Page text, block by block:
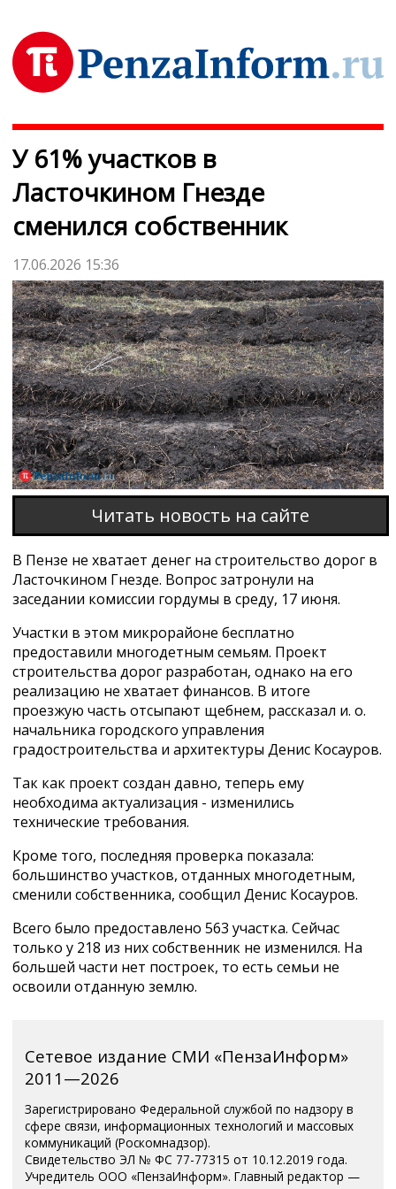
У 61% участков в
Ласточкином Гнезде
сменился собственник
17.06.2026 15:36
Читать новость на сайте
В Пензе не хватает денег на строительство дорог в
Ласточкином Гнезде. Вопрос затронули на
заседании комиссии гордумы в среду, 17 июня.
Участки в этом микрорайоне бесплатно
предоставили многодетным семьям. Проект
строительства дорог разработан, однако на его
реализацию не хватает финансов. В итоге
проезжую часть отсыпают щебнем, рассказал и. о.
начальника городского управления
градостроительства и архитектуры Денис Косауров.
Так как проект создан давно, теперь ему
необходима актуализация - изменились
технические требования.
Кроме того, последняя проверка показала:
большинство участков, отданных многодетным,
сменили собственника, сообщил Денис Косауров.
Всего было предоставлено 563 участка. Сейчас
только у 218 из них собственник не изменился. На
большей части нет построек, то есть семьи не
освоили отданную землю.
Сетевое издание СМИ «ПензаИнформ»
2011—2026
Зарегистрировано Федеральной службой по надзору в
сфере связи, информационных технологий и массовых
коммуникаций (Роскомнадзор).
Свидетельство ЭЛ № ФС 77-77315 от 10.12.2019 года.
Учредитель ООО «ПензаИнформ». Главный редактор —